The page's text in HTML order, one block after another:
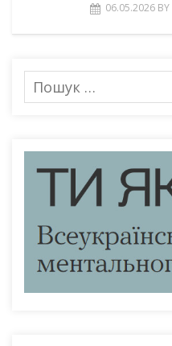
06.05.2026 BY
Пошук
для: